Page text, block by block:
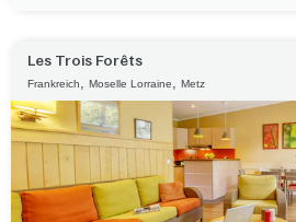
Les Trois Forêts
Frankreich Moselle Lorraine Metz